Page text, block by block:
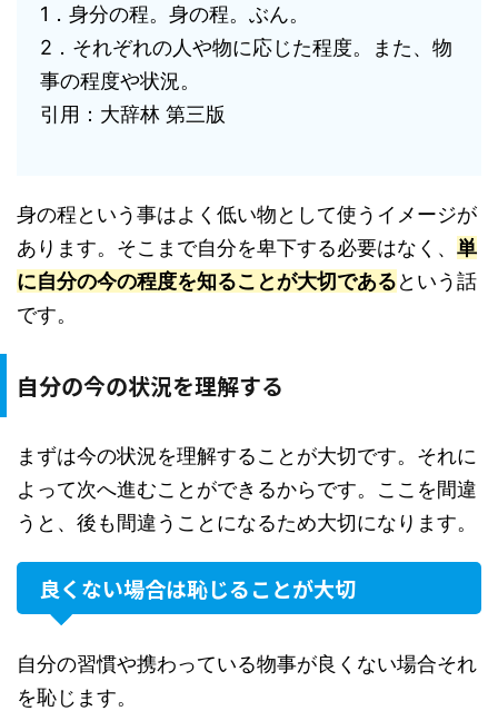
1．身分の程。身の程。ぶん。
2．それぞれの人や物に応じた程度。また、物
事の程度や状況。
引用：大辞林 第三版
身の程という事はよく低い物として使うイメージが
あります。そこまで自分を卑下する必要はなく、 単
に自分の今の程度を知ることが大切であるという話
です。
自分の今の状況を理解する
まずは今の状況を理解することが大切です。それに
よって次へ進むことができるからです。ここを間違
うと、後も間違うことになるため大切になります。
良くない場合は恥じることが大切
自分の習慣や携わっている物事が良くない場合それ
を恥じます。